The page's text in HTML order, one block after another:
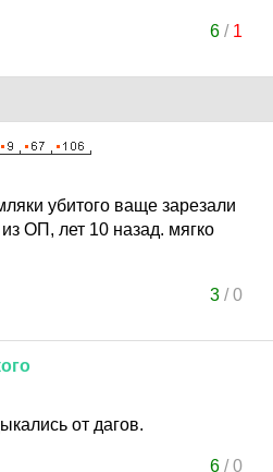
6/ 1
убитого ваще зарезали
ОП, лет 10 назад. мягко
3/0
от дагов.
6/0